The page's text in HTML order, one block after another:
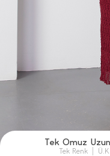
Tek Omuz
Tek Renk